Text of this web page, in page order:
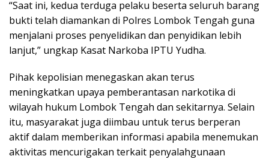
“Saat ini, kedua terduga pelaku beserta seluruh barang
bukti telah diamankan di Polres Lombok Tengah guna
menjalani proses penyelidikan dan penyidikan lebih
lanjut,” ungkap Kasat Narkoba IPTU Yudha.
Pihak kepolisian menegaskan akan terus
meningkatkan upaya pemberantasan narkotika di
wilayah hukum Lombok Tengah dan sekitarnya. Selain
itu, masyarakat juga diimbau untuk terus berperan
aktif dalam memberikan informasi apabila menemukan
aktivitas mencurigakan terkait penyalahgunaan